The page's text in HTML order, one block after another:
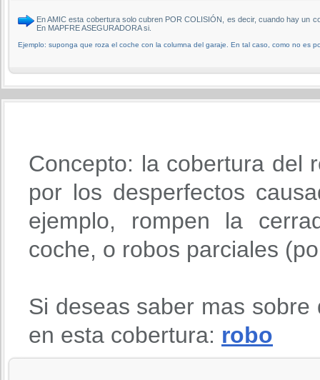
En AMIC esta cobertura solo cubren POR COLISIÓN, es decir, cuando hay un
En MAPFRE ASEGURADORA si.
Ejemplo: suponga que roza el coche con la columna del garaje. En tal caso, como no es
Concepto: la cobertura del
por los desperfectos
ejemplo, rompen la
coche, o robos parciales
Si deseas saber mas
en esta cobertura: robo